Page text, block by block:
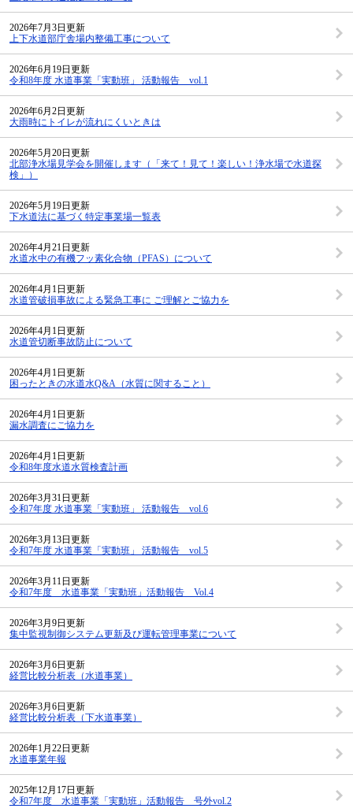
2026年7月3日更新
上下水道部庁舎場内整備工事について
2026年6月19日更新
令和8年度 水道事業「実動班」 活動報告 vol.1
2026年6月2日更新
大雨時にトイレが流れにくいときは
2026年5月20日更新
北部浄水場見学会を開催します（「来て！見て！楽しい！浄水場で水道探
検」）
2026年5月19日更新
下水道法に基づく特定事業場一覧表
2026年4月21日更新
水道水中の有機フッ素化合物（PFAS）について
2026年4月1日更新
水道管破損事故による緊急工事に ご理解とご協力を
2026年4月1日更新
水道管切断事故防止について
2026年4月1日更新
困ったときの水道水Q&A（水質に関すること）
2026年4月1日更新
漏水調査にご協力を
2026年4月1日更新
令和8年度水道水質検査計画
2026年3月31日更新
令和7年度 水道事業「実動班」 活動報告 vol.6
2026年3月13日更新
令和7年度 水道事業「実動班」 活動報告 vol.5
2026年3月11日更新
令和7年度 水道事業「実動班」活動報告 Vol.4
2026年3月9日更新
集中監視制御システム更新及び運転管理事業について
2026年3月6日更新
経営比較分析表（水道事業）
2026年3月6日更新
経営比較分析表（下水道事業）
2026年1月22日更新
水道事業年報
2025年12月17日更新
令和7年度 水道事業「実動班」活動報告 号外vol.2